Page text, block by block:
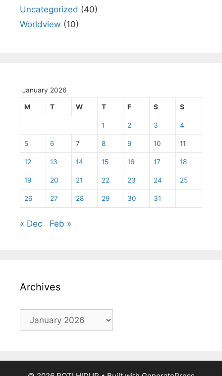
Uncategorized (40)
Worldview (10)
January 2026
M T W T F S S
1 2 3 4
5 6 7 8 9 10 11
12 13 14 15 16 17 18
19 20 21 22 23 24 25
26 27 28 29 30 31
« Dec Feb »
Archives
Archives